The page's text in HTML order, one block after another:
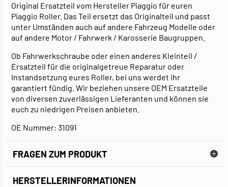
Original Ersatzteil vom Hersteller Piaggio für euren
Piaggio Roller. Das Teil ersetzt das Originalteil und passt
unter Umständen auch auf andere Fahrzeug Modelle oder
auf andere Motor / Fahrwerk / Karosserie Baugruppen.
Ob Fahrwerkschraube oder einen anderes Kleinteil /
Ersatzteil für die originalgetreue Reparatur oder
Instandsetzung eures Roller, bei uns werdet ihr
garantiert fündig. Wir beziehen unsere OEM Ersatzteile
von diversen zuverlässigen Lieferanten und können sie
euch zu niedrigen Preisen anbieten.
OE Nummer: 31091
FRAGEN ZUM PRODUKT
HERSTELLERINFORMATIONEN